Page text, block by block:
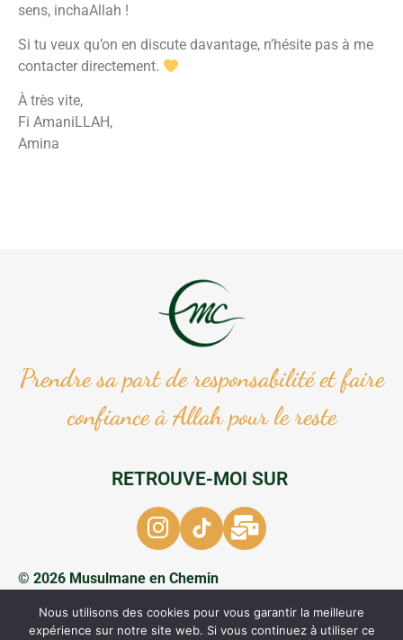
sens, inchaAllah !
Si tu veux qu’on en discute davantage, n’hésite pas à me
contacter directement.
À très vite,
Fi AmaniLLAH,
Amina
© 2026 Musulmane en Chemin
Mentions légales & politique de confidentialité
Prendre sa part de responsabilité et faire
confiance à Allah pour le reste
RETROUVE-MOI SUR
Nous utilisons des cookies pour vous garantir la meilleure
expérience sur notre site web. Si vous continuez à utiliser ce